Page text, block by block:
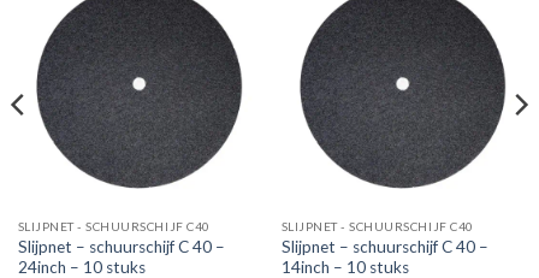
SLIJPNET - SCHUURSCHIJF C40
Slijpnet – schuurschijf C 40 –
24inch – 10 stuks
SLIJPNET - SCHUURSCHIJF C40
Slijpnet – schuurschijf C 40 –
14inch – 10 stuks